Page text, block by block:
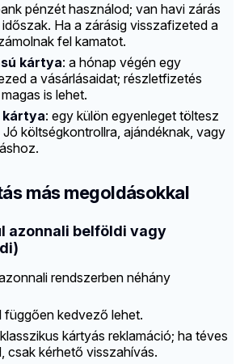
pénzét használod; van havi zárás
Ha a zárásig visszafizeted a
fel kamatot.
kártya: a hónap végén egy
a vásárlásaidat; részletfizetés
is lehet.
: egy külön egyenleget töltesz
költségkontrollra, ajándéknak, vagy
más megoldásokkal
azonnali belföldi vagy
rendszerben néhány
függően kedvező lehet.
kártyás reklamáció; ha téves
csak kérhető visszahívás.